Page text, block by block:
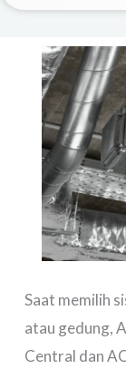
Saat memilih
atau gedung,
Central dan